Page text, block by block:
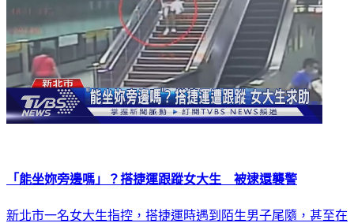
「能坐妳旁邊嗎」？搭捷運跟蹤女大生 被逮還襲警
新北市一名女大生指控，搭捷運時遇到陌生男子尾隨，甚至在